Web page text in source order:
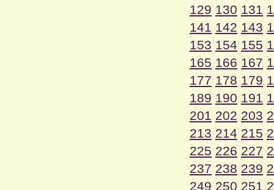
129 130 131
141 142 143
153 154 155
165 166 167
177 178 179
189 190 191
201 202 203
213 214 215
225 226 227
237 238 239
249 250 251